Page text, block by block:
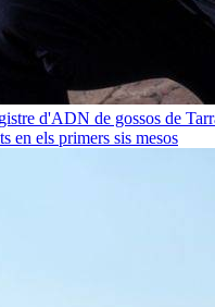
d'ADN de gossos de
en els primers sis mesos